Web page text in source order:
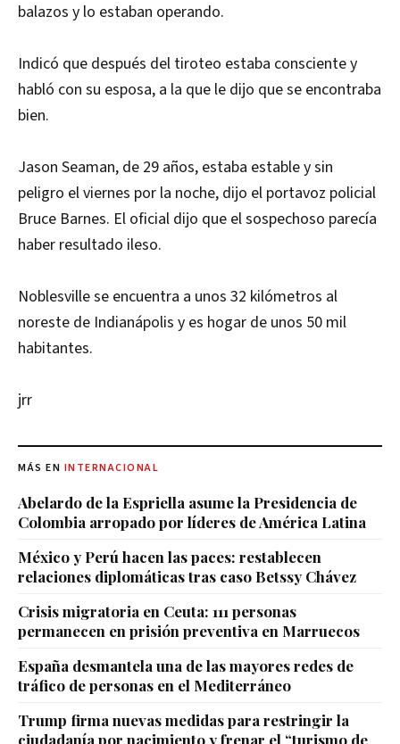
balazos y lo estaban operando.
Indicó que después del tiroteo estaba consciente y
habló con su esposa, a la que le dijo que se encontraba
bien.
Jason Seaman, de 29 años, estaba estable y sin
peligro el viernes por la noche, dijo el portavoz policial
Bruce Barnes. El oficial dijo que el sospechoso parecía
haber resultado ileso.
Noblesville se encuentra a unos 32 kilómetros al
noreste de Indianápolis y es hogar de unos 50 mil
habitantes.
jrr
MÁS EN INTERNACIONAL
Abelardo de la Espriella asume la Presidencia de
Colombia arropado por líderes de América Latina
México y Perú hacen las paces: restablecen
relaciones diplomáticas tras caso Betssy Chávez
Crisis migratoria en Ceuta: 111 personas
permanecen en prisión preventiva en Marruecos
España desmantela una de las mayores redes de
tráfico de personas en el Mediterráneo
Trump firma nuevas medidas para restringir la
ciudadanía por nacimiento y frenar el “turismo de